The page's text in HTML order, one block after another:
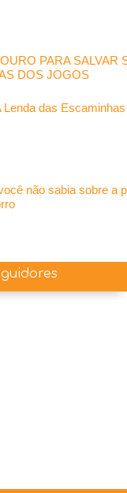
PARA SALVAR
DOS JOGOS
Lenda das Escaminhas
não sabia sobre a